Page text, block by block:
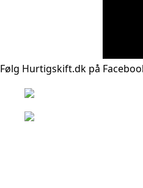
Følg Hurtigskift.dk på